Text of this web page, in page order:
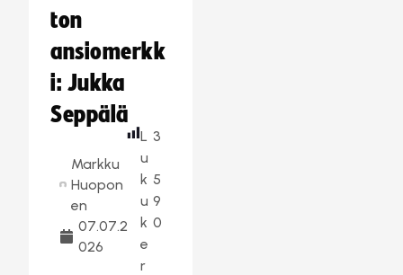
ton
ansiomerkk
i: Jukka
Seppälä
Markku
Huopon
en
07.07.2
026
L
u
k
u
k
e
r
3
5
9
0